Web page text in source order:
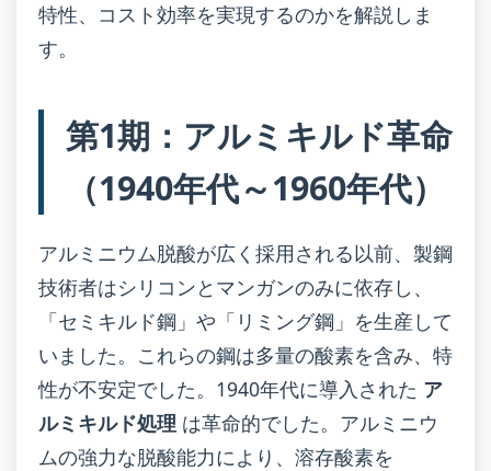
特性、コスト効率を実現するのかを解説しま
す。
第1期：アルミキルド革命
（1940年代～1960年代）
アルミニウム脱酸が広く採用される以前、製鋼
技術者はシリコンとマンガンのみに依存し、
「セミキルド鋼」や「リミング鋼」を生産して
いました。これらの鋼は多量の酸素を含み、特
性が不安定でした。1940年代に導入された ア
ルミキルド処理 は革命的でした。アルミニウ
ムの強力な脱酸能力により、溶存酸素を